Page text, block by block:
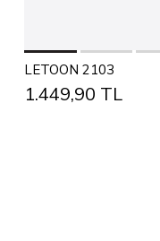
36 37 38
LETOON 2103
1.449,90 TL